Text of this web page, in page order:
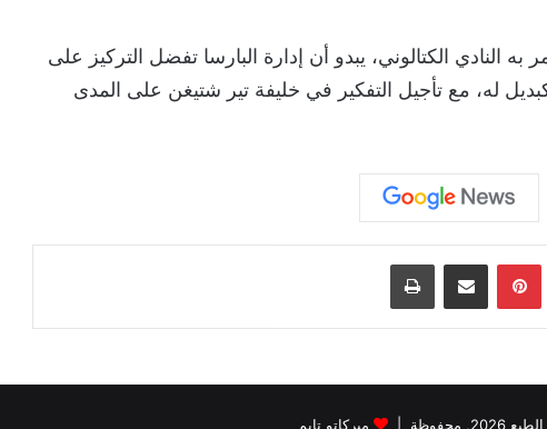
الكتالوني، يبدو أن إدارة البارسا تفضل التركيز على
كبديل له، مع تأجيل التفكير في خليفة تير شتيغن على المدى
لينكدإن بينتيريست
محفوظة | ميركاتو تايم